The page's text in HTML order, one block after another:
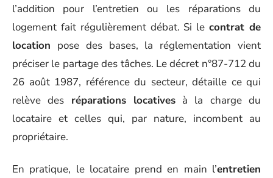
l’addition pour l’entretien ou les réparations du
logement fait régulièrement débat. Si lecontrat de
location pose des bases, la réglementation vient
préciser le partage des tâches. Le décret n°87-712 du
26 août 1987, référence du secteur, détaille ce qui
relève des réparations locativesà la charge du
locataire et celles qui, par nature, incombent au
propriétaire.
En pratique, le locataire prend en main l’entretien